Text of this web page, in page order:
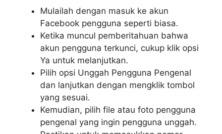
Mulailah dengan masuk ke akun
Facebook pengguna seperti biasa.
Ketika muncul pemberitahuan bahwa
akun pengguna terkunci, cukup klik opsi
Ya untuk melanjutkan.
Pilih opsi Unggah Pengguna Pengenal
dan lanjutkan dengan mengklik tombol
yang sesuai.
Kemudian, pilih file atau foto pengguna
pengenal yang ingin pengguna unggah.